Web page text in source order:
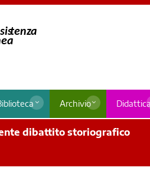
Archivio Didattica
dibattito storiografico